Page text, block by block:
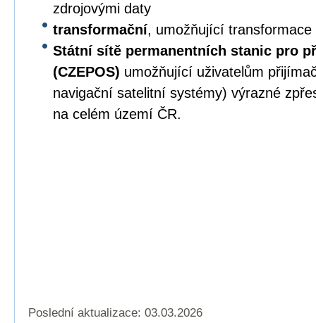
zdrojovými daty
transformační, umožňující transformace
Státní sítě permanentních stanic pro
(CZEPOS) umožňující uživatelům
navigační satelitní systémy) výrazné
na celém území ČR.
Poslední aktualizace: 03.03.2026